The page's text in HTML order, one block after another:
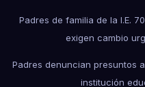
Padres de familia de la I.E.
exigen cambio
Padres denuncian presuntos
institución